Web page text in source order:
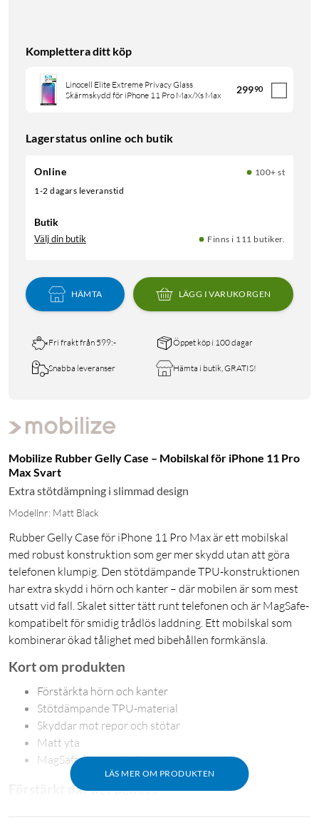
Komplettera ditt köp
Linocell Elite Extreme Privacy Glass
Skärmskydd för iPhone 11 Pro Max/Xs Max
29990
Lagerstatus online och butik
Online
100+ st
1-2 dagars leveranstid
Butik
Välj din butik Finns i 111 butiker.
HÄMTA LÄGG I VARUKORGEN
Fri frakt från 599:- Öppet köp i 100 dagar
Snabba leveranser Hämta i butik, GRATIS!
Mobilize Rubber Gelly Case – Mobilskal för iPhone 11 Pro
Max Svart
Extra stötdämpning i slimmad design
Modellnr: Matt Black
Rubber Gelly Case för iPhone 11 Pro Max är ett mobilskal
med robust konstruktion som ger mer skydd utan att göra
telefonen klumpig. Den stötdämpande TPU-konstruktionen
har extra skydd i hörn och kanter – där mobilen är som mest
utsatt vid fall. Skalet sitter tätt runt telefonen och är MagSafe-
kompatibelt för smidig trådlös laddning. Ett mobilskal som
kombinerar ökad tålighet med bibehållen formkänsla.
LÄS MER OM PRODUKTEN
Kort om produkten
Förstärkta hörn och kanter
Stötdämpande TPU-material
Skyddar mot repor och stötar
Matt yta
MagSafe-kompatibelt
Förstärkt där det behövs
Hörn och kanter är de mest utsatta delarna vid fall. Rubber